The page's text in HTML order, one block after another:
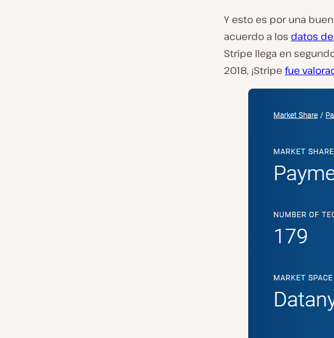
Y esto es por una
acuerdo a los datos
Stripe llega en
2018, ¡Stripe fue